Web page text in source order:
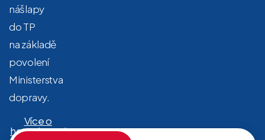
nášlapy
do TP
na základě
povolení
Ministerstva
dopravy.
Více o
homologaci